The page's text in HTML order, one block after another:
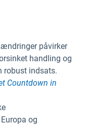
påvirker
handling og
robust indsats.
Countdown in
og